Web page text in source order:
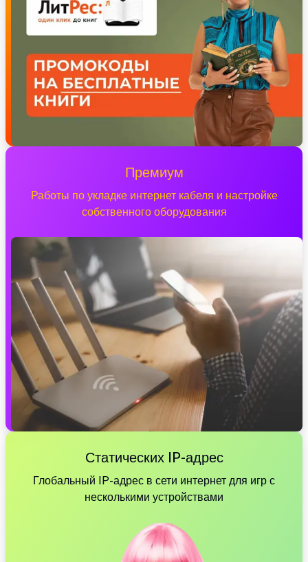
Премиум
Работы по укладке интернет кабеля и настройке
собственного оборудования
Статических IP-адрес
Глобальный IP-адрес в сети интернет для игр с
несколькими устройствами